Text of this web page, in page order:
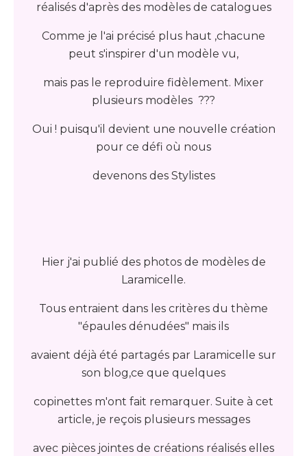
réalisés d'après des modèles de catalogues
Comme je l'ai précisé plus haut ,chacune
peut s'inspirer d'un modèle vu,
mais pas le reproduire fidèlement. Mixer
plusieurs modèles ???
Oui ! puisqu'il devient une nouvelle création
pour ce défi où nous
devenons des Stylistes
Hier j'ai publié des photos de modèles de
Laramicelle.
Tous entraient dans les critères du thème
"épaules dénudées" mais ils
avaient déjà été partagés par Laramicelle sur
son blog,ce que quelques
copinettes m'ont fait remarquer. Suite à cet
article, je reçois plusieurs messages
avec pièces jointes de créations réalisés elles